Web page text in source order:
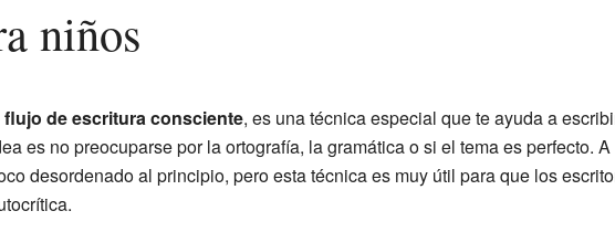
niños
flujo de escritura consciente, es una técnica especial que te ayuda a
es no preocuparse por la ortografía, la gramática o si el tema es perfecto. A
desordenado al principio, pero esta técnica es muy útil para que los